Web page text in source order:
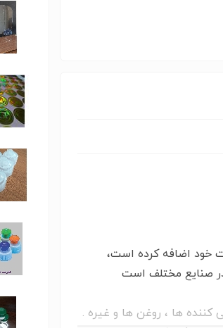
خود اضافه کرده است،
کننده ها ، روغن ها و غیره .